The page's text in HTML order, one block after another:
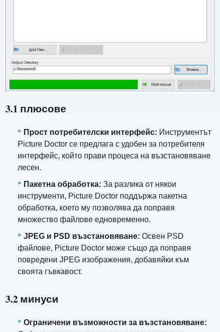
3.1 плюсове
Прост потребителски интерфейс: Инструментът
Picture Doctor се предлага с удобен за потребителя
интерфейс, който прави процеса на възстановяване
лесен.
Пакетна обработка: За разлика от някои
инструменти, Picture Doctor поддържа пакетна
обработка, което му позволява да поправя
множество файлове едновременно.
JPEG и PSD възстановяване: Освен PSD
файлове, Picture Doctor може също да поправя
повредени JPEG изображения, добавяйки към
своята гъвкавост.
3.2 минуси
Ограничени възможности за възстановяване: